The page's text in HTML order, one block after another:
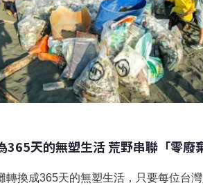
365天的無塑生活 荒野串聯「零廢
轉換成365天的無塑生活，只要每位台